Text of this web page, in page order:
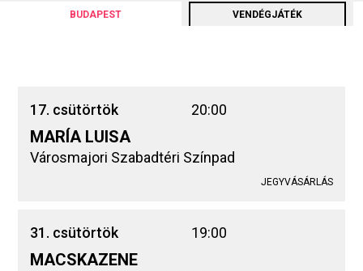
BUDAPEST VENDÉGJÁTÉK
17. csütörtök 20:00
MARÍA LUISA
Városmajori Szabadtéri Színpad
JEGYVÁSÁRLÁS
31. csütörtök 19:00
MACSKAZENE